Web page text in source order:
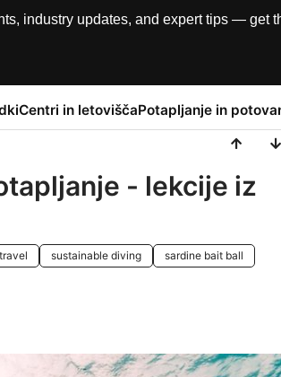
industry updates, and expert tips — get
Centri in letoviščaPotapljanje in
- lekcije iz
travel sustainable diving sardine bait ball